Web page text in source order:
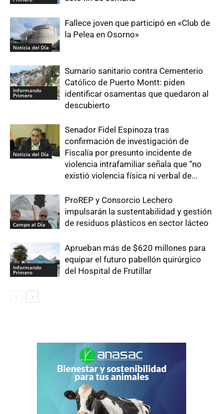
Noticia del Día
Fallece joven que participó en «Club de
la Pelea en Osorno»
Informando
Primero
Sumario sanitario contra Cementerio
Católico de Puerto Montt: piden
identificar osamentas que quedaron al
descubierto
Noticia del Día
Senador Fidel Espinoza tras
confirmación de investigación de
Fiscalía por presunto incidente de
violencia intrafamiliar señala que “no
existió violencia física ni verbal de...
Campo al Día
ProREP y Consorcio Lechero
impulsarán la sustentabilidad y gestión
de residuos plásticos en sector lácteo
Informando
Primero
Aprueban más de $620 millones para
equipar el futuro pabellón quirúrgico
del Hospital de Frutillar